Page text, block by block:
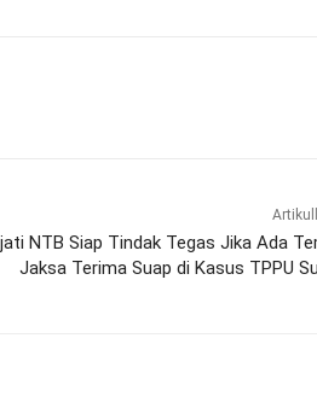
NTB Siap Tindak Tegas Jika Ada
Jaksa Terima Suap di Kasus TPPU